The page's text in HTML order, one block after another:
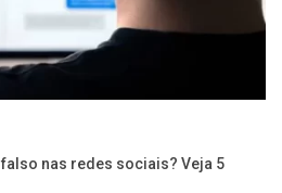
nas redes sociais? Veja 5